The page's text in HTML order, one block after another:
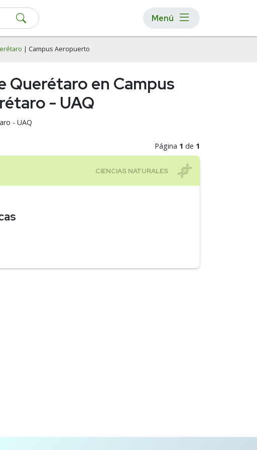
Menú
| Campus Aeropuerto
Querétaro en Campus
- UAQ
- UAQ
Página 1 de 1